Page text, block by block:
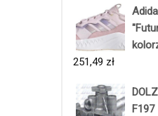
251,49 zł
F197